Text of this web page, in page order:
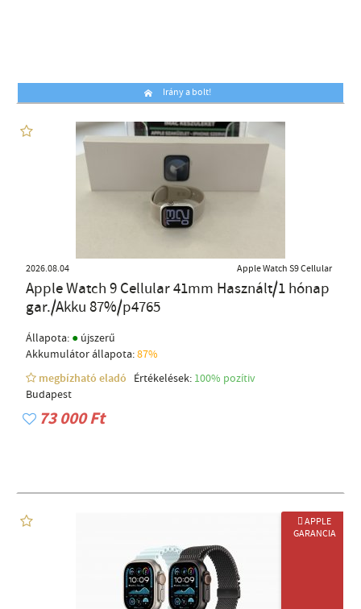
Irány a bolt!
2026.08.04 Apple Watch S9 Cellular
Apple Watch 9 Cellular 41mm Használt/1 hónap
gar./Akku 87%/p4765
Állapota: ● újszerű
Akkumulátor állapota:87%
megbízható eladó
Értékelések: 100% pozítiv
Budapest
73 000 Ft
 APPLE
GARANCIA